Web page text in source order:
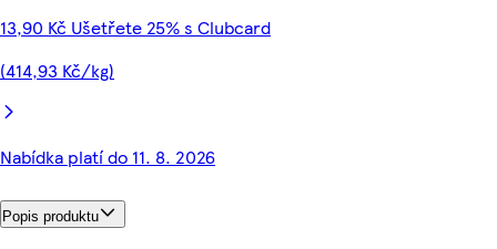
13,90 Kč Ušetřete 25% s Clubcard
(414,93 Kč/kg)
Nabídka platí do 11. 8. 2026
Popis produktu